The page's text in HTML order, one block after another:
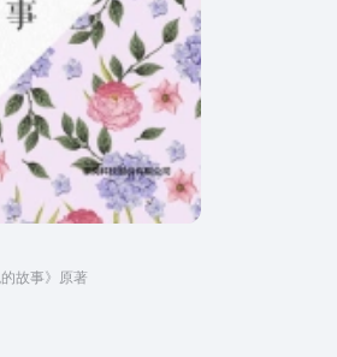
故事》原著